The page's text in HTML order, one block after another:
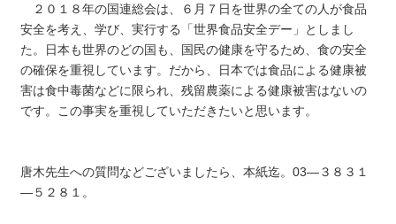
２０１８年の国連総会は、６月７日を世界の全ての人が食品
安全を考え、学び、実行する「世界食品安全デー」としまし
た。日本も世界のどの国も、国民の健康を守るため、食の安全
の確保を重視しています。だから、日本では食品による健康被
害は食中毒菌などに限られ、残留農薬による健康被害はないの
です。この事実を重視していただきたいと思います。
唐木先生への質問などございましたら、本紙迄。03―３８３１
―５２８１。